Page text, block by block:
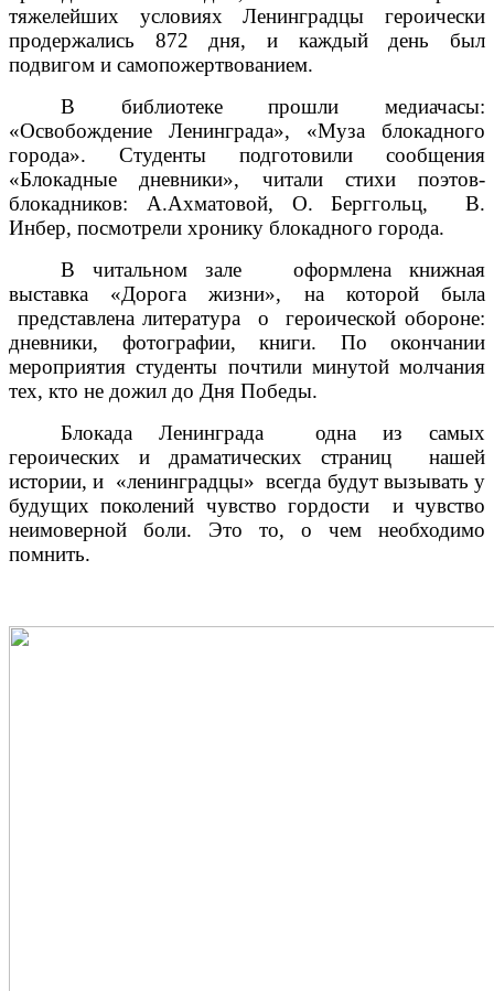
тяжелейших условиях Ленинградцы героически
продержались 872 дня, и каждый день был
подвигом и самопожертвованием.
В библиотеке прошли медиачасы:
«Освобождение Ленинграда», «Муза блокадного
города». Студенты подготовили сообщения
«Блокадные дневники», читали стихи поэтов-
блокадников: А.Ахматовой, О. Берггольц,
В.
Инбер, посмотрели хронику блокадного города.
В читальном зале
оформлена книжная
выставка «Дорога жизни», на которой была
представлена литература о героической обороне:
дневники, фотографии, книги. По окончании
мероприятия студенты почтили минутой молчания
тех, кто не дожил до Дня Победы.
Блокада Ленинграда одна из самых
героических и драматических страниц нашей
истории, и «ленинградцы» всегда будут вызывать у
будущих поколений чувство гордости и чувство
неимоверной боли. Это то, о чем необходимо
помнить.